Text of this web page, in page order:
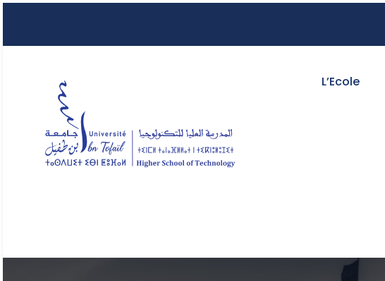
L’Ecole